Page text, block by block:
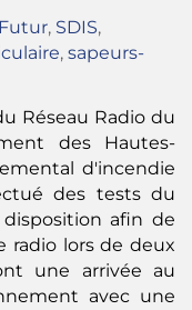
, SDIS,
, sapeurs-
Réseau Radio du
des Hautes-
d'incendie
des tests du
disposition afin de
radio lors de deux
une arrivée au
avec une